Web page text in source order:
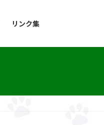
リンク集